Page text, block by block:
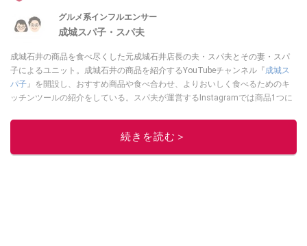
グルメ系インフルエンサー
成城スパ子・スパ夫
成城石井の商品を食べ尽くした元成城石井店長の夫・スパ夫とその妻・スパ
子によるユニット。成城石井の商品を紹介するYouTubeチャンネル『成城ス
パ子 』を開設し、おすすめ商品や食べ合わせ、よりおいしく食べるためのキ
ッチンツールの紹介をしている。スパ夫が運営するInstagramでは商品1つに
ィープな魅力を発信している。
続きを読む＞